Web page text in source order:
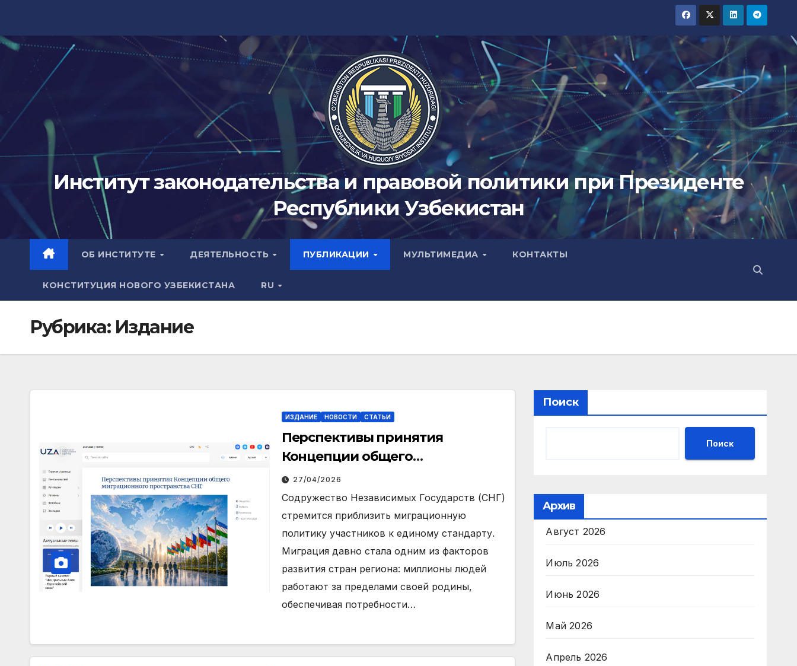
содержимому
Институт законодательства и правовой политики при Президенте
Республики Узбекистан
ОБ ИНСТИТУТЕ ДЕЯТЕЛЬНОСТЬ ПУБЛИКАЦИИ МУЛЬТИМЕДИА КОНТАКТЫ
КОНСТИТУЦИЯ НОВОГО УЗБЕКИСТАНА RU
Рубрика: Издание
ИЗДАНИЕ НОВОСТИ СТАТЬИ
Перспективы принятия
Концепции общего
миграционного пространства
СНГ
27/04/2026
Содружество Независимых Государств (СНГ)
стремится приблизить миграционную
политику участников к единому стандарту.
Миграция давно стала одним из факторов
развития стран региона: миллионы людей
работают за пределами своей родины,
обеспечивая потребности…
Поиск
Поиск
Архив
Август 2026
Июль 2026
Июнь 2026
Май 2026
Апрель 2026